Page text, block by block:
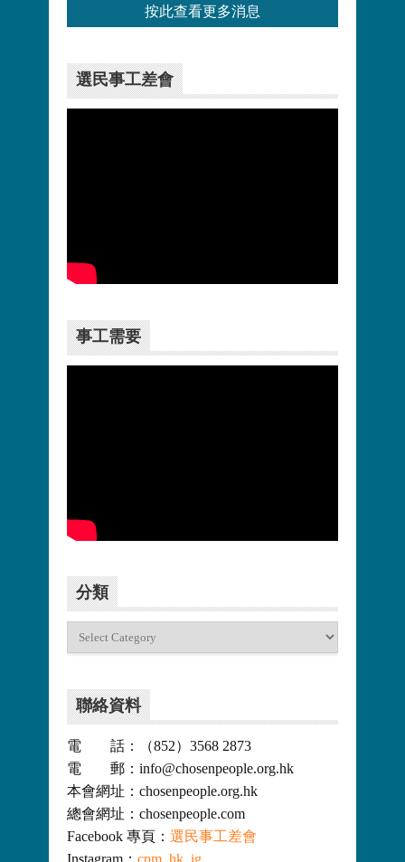
按此查看更多消息
選民事工差會
事工需要
分類
分
聯絡資料
電 話：（852）3568 2873
電 郵：info@chosenpeople.org.hk
本會網址：chosenpeople.org.hk
總會網址：chosenpeople.com
Facebook 專頁： 選民事工差會